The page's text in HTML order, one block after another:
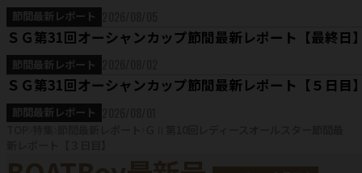
節間最新レポート
ＳＧ第31回オーシャンカップ節間最新レポート【最終日
節間最新レポート
ＳＧ第31回オーシャンカップ節間最新レポート【５日目
節間最新レポート